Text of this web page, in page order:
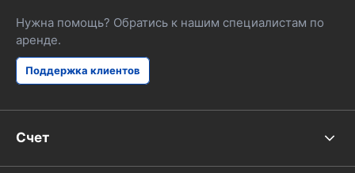
Нужна помощь? Обратись к нашим специалистам по
аренде.
Поддержка клиентов
Счет